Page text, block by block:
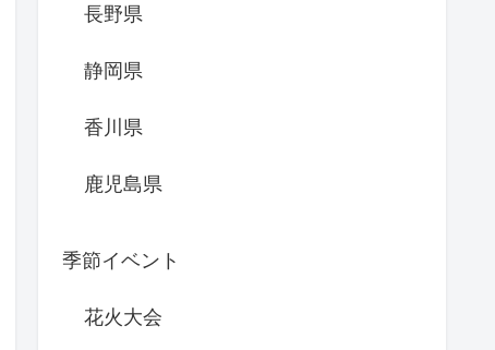
長野県
静岡県
香川県
鹿児島県
季節イベント
花火大会